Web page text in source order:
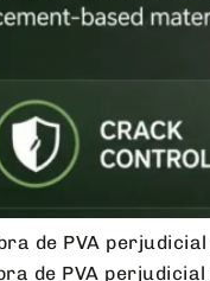
de PVA
de PVA